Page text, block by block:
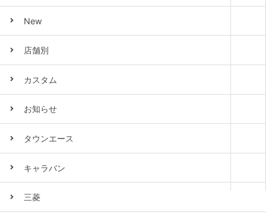
New
店舗別
カスタム
お知らせ
タウンエース
キャラバン
三菱